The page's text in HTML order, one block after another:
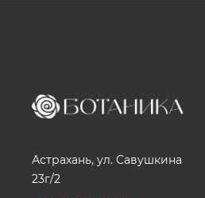
Астрахань, ул. Савушкина
23г/2